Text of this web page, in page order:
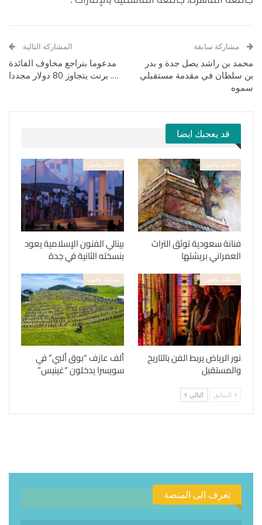
مشاركة سابقة
محمد بن راشد يصل جدة و بدر
بن سلطان في مقدمة مستقبلي
سموه
المشاركة التالية
مدعوما بتراجع مخاوف الفائدة
…. برنت يتجاوز 80 دولار مجددا
قد يعجبك ايضا
تشكيل وفنون
فنانة سعودية توثق التراث
العمراني بريشتها
تشكيل وفنون
بينالي الفنون الإسلامية يعود
بنسخته الثانية في جدة
تشكيل وفنون
نور الرياض يربط الفن بالتاريخ
والمستقبل
تشكيل وفنون
ألف عازف “بوق ألبي” في
سويسرا يدخلون “غينيس”
السابق التالي
تعرف الى المنصة